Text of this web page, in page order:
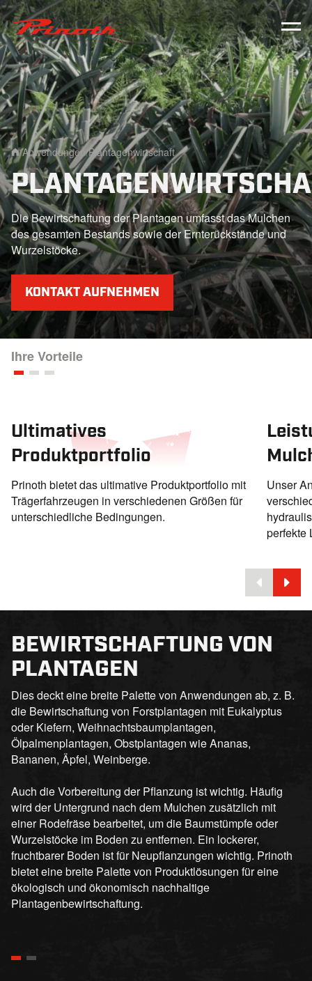
Prinoth - Corporate Website
Home
/Anwendungen/Plantagenwirtschaft
Die Bewirtschaftung der Plantagen umfasst das Mulchen
des gesamten Bestands sowie der Ernterückstände und
Wurzelstöcke.
KONTAKT AUFNEHMEN
Ihre Vorteile
Ultimatives
Produktportfolio
Prinoth bietet das ultimative Produktportfolio mit
Trägerfahrzeugen in verschiedenen Größen für
unterschiedliche Bedingungen.
Unser
perfekte
BEWIRTSCHAFTUNG VON
PLANTAGEN
Dies deckt eine breite Palette von Anwendungen ab, z. B.
die Bewirtschaftung von Forstplantagen mit Eukalyptus
oder Kiefern, Weihnachtsbaumplantagen,
Ölpalmenplantagen, Obstplantagen wie Ananas,
Bananen, Äpfel, Weinberge.
Auch die Vorbereitung der Pflanzung ist wichtig. Häufig
wird der Untergrund nach dem Mulchen zusätzlich mit
einer Rodefräse bearbeitet, um die Baumstümpfe oder
Wurzelstöcke im Boden zu entfernen. Ein lockerer,
fruchtbarer Boden ist für Neupflanzungen wichtig. Prinoth
bietet eine breite Palette von Produktlösungen für eine
ökologisch und ökonomisch nachhaltige
Plantagenbewirtschaftung.